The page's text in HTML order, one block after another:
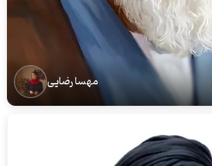
مهسا رضایی